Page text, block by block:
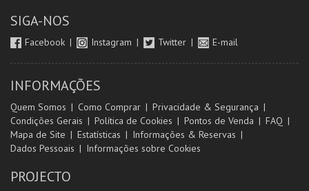
SIGA-NOS
Facebook Instagram Twitter E-mail
INFORMAÇÕES
Quem Somos Como Comprar
Privacidade & Segurança
Condições Gerais
Política de Cookies Pontos de Venda
FAQ
Mapa de Site
Estatísticas
Informações & Reservas
Dados Pessoais
Informações sobre Cookies
PROJECTO